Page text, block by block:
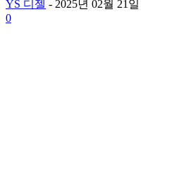
YS 디젤 - 2025년 02월 21일
0